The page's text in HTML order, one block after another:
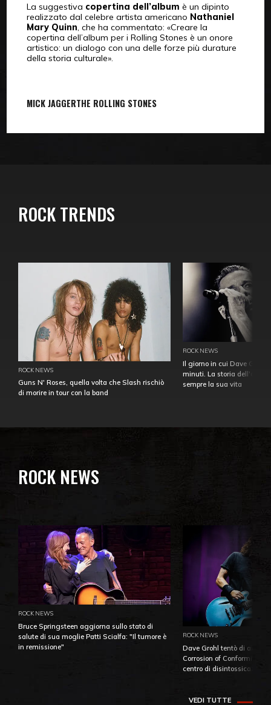
La suggestiva copertina dell’album è un dipinto
realizzato dal celebre artista americano Nathaniel
Mary Quinn, che ha commentato: «Creare la
copertina dell’album per i Rolling Stones è un onore
artistico: un dialogo con una delle forze più durature
della storia culturale».
MICK JAGGERTHE ROLLING STONES
ROCK TRENDS
ROCK NEWS
Guns N' Roses, quella volta che Slash rischiò
di morire in tour con la band
ROCK NEWS
Il giorno in cui Dave
minuti. La storia
sempre la sua vita
ROCK NEWS
ROCK NEWS
Bruce Springsteen aggiorna sullo stato di
salute di sua moglie Patti Scialfa: "Il tumore è
in remissione"
ROCK NEWS
Dave Grohl tentò di
Corrosion of Conformity
centro di
VEDI TUTTE